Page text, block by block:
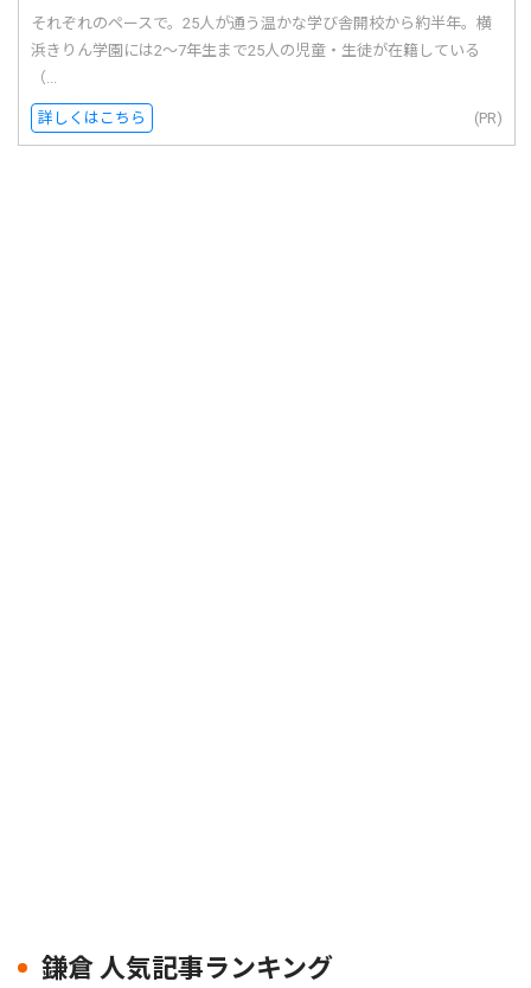
それぞれのペースで。25人が通う温かな学び舎開校から約半年。横
浜きりん学園には2〜7年生まで25人の児童・生徒が在籍している
（...
詳しくはこちら (PR)
鎌倉 人気記事ランキング